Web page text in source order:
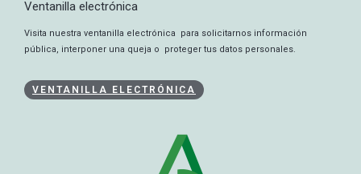
Ventanilla electrónica
Visita nuestra ventanilla electrónica para solicitarnos información
pública, interponer una queja o proteger tus datos personales.
VENTANILLA ELECTRÓNICA